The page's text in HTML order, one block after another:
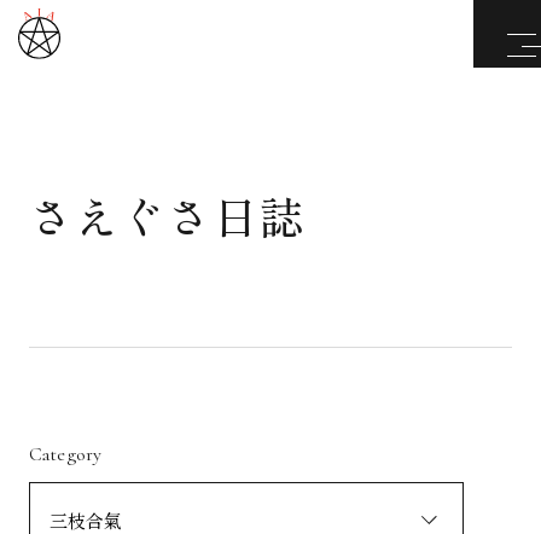
武道と医道
さえぐさ日誌
映像庫
さえぐさ日誌
Category